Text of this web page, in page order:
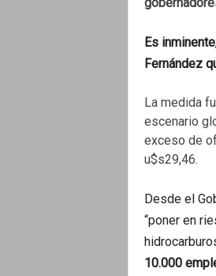
Es
Fernández
La medida
escenario
exceso de
u$s29,46.
Desde el
“poner en
10.000